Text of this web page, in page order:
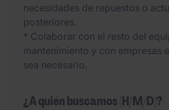
necesidades de repuestos o
posteriores.
* Colaborar con el resto del
mantenimiento y con empresas
sea necesario.
¿A quién buscamos (H/M/D)?